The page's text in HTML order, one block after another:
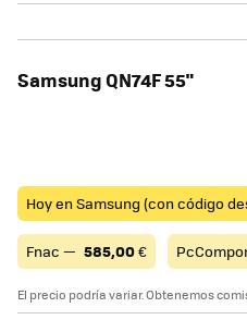
Samsung QN74F 55"
Hoy en Samsung (con código
Fnac — 585,00€
El precio podría variar. Obtenemos